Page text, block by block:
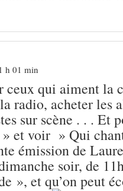
h 01 min
ceux qui aiment la
radio, acheter les
sur scène . . . Et
et voir » Qui
émission de
soir, de
», et qu’on peut